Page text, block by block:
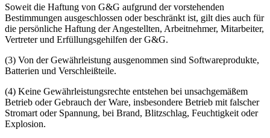
Soweit die Haftung von G&G aufgrund der vorstehenden
Bestimmungen ausgeschlossen oder beschränkt ist, gilt dies auch für
die persönliche Haftung der Angestellten, Arbeitnehmer, Mitarbeiter,
Vertreter und Erfüllungsgehilfen der G&G.
(3) Von der Gewährleistung ausgenommen sind Softwareprodukte,
Batterien und Verschleißteile.
(4) Keine Gewährleistungsrechte entstehen bei unsachgemäßem
Betrieb oder Gebrauch der Ware, insbesondere Betrieb mit falscher
Stromart oder Spannung, bei Brand, Blitzschlag, Feuchtigkeit oder
Explosion.